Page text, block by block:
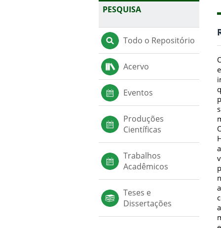
PESQUISA
Todo o Repositório
Acervo
Eventos
Produções
Científicas
Trabalhos
Acadêmicos
Teses e
Dissertações